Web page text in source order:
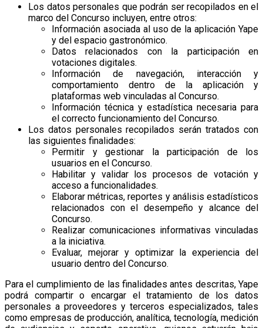
Los datos personales que podrán ser recopilados en el
marco del Concurso incluyen, entre otros:
Información asociada al uso de la aplicación Yape
y del espacio gastronómico.
Datos relacionados con la participación en
votaciones digitales.
Información de navegación, interacción y
comportamiento dentro de la aplicación y
plataformas web vinculadas al Concurso.
Información técnica y estadística necesaria para
el correcto funcionamiento del Concurso.
Los datos personales recopilados serán tratados con
las siguientes finalidades:
Permitir y gestionar la participación de los
usuarios en el Concurso.
Habilitar y validar los procesos de votación y
acceso a funcionalidades.
Elaborar métricas, reportes y análisis estadísticos
relacionados con el desempeño y alcance del
Concurso.
Realizar comunicaciones informativas vinculadas
a la iniciativa.
Evaluar, mejorar y optimizar la experiencia del
usuario dentro del Concurso.
Para el cumplimiento de las finalidades antes descritas, Yape
podrá compartir o encargar el tratamiento de los datos
personales a proveedores y terceros especializados, tales
como empresas de producción, analítica, tecnología, medición